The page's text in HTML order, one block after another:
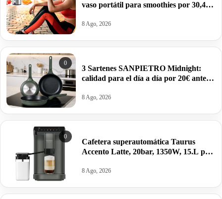
vaso portátil para smoothies por 30,41€
8 Ago, 2026
0
3 Sartenes SANPIETRO Midnight:
calidad para el día a día por 20€ antes
8 Ago, 2026
0
Cafetera superautomática Taurus
Accento Latte, 20bar, 1350W, 15.L por
8 Ago, 2026